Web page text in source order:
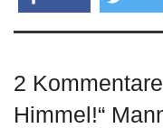
teilen twittern
2
Himmel!“